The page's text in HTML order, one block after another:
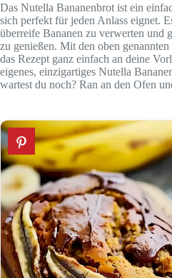
Das Nutella Bananenbrot ist ein
sich perfekt für jeden Anlass eignet.
überreife Bananen zu verwerten und
zu genießen. Mit den oben
das Rezept ganz einfach an deine
eigenes, einzigartiges Nutella
wartest du noch? Ran an den Ofen